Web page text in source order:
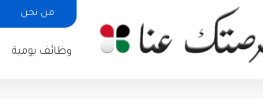
من نحن
وظائف يومية